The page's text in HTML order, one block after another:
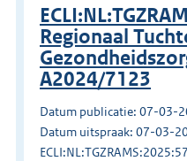
Regionaal
A2024/7123
Datum publicatie: 07-03-
Datum uitspraak: 07-03-
ECLI:NL:TGZRAMS:2025:57